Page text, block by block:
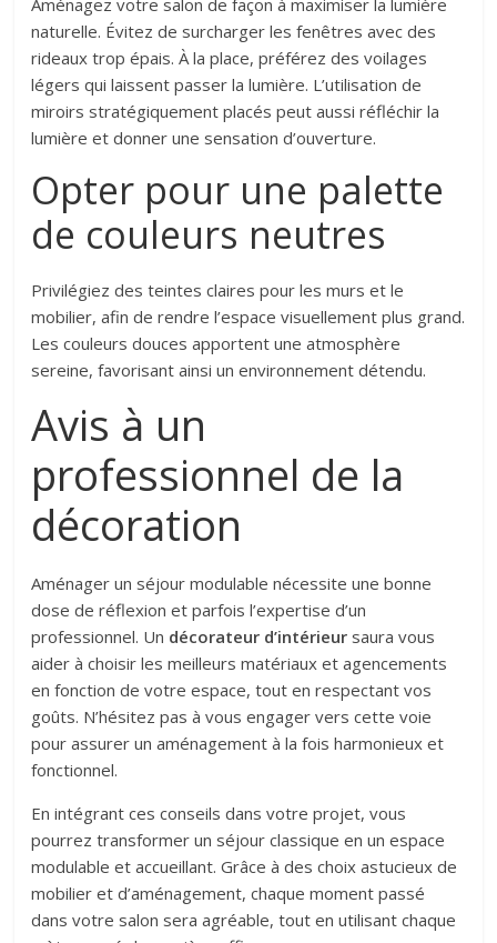
Aménagez votre salon de façon à maximiser la lumière
naturelle. Évitez de surcharger les fenêtres avec des
rideaux trop épais. À la place, préférez des voilages
légers qui laissent passer la lumière. L’utilisation de
miroirs stratégiquement placés peut aussi réfléchir la
lumière et donner une sensation d’ouverture.
Opter pour une palette
de couleurs neutres
Privilégiez des teintes claires pour les murs et le
mobilier, afin de rendre l’espace visuellement plus grand.
Les couleurs douces apportent une atmosphère
sereine, favorisant ainsi un environnement détendu.
Avis à un
professionnel de la
décoration
Aménager un séjour modulable nécessite une bonne
dose de réflexion et parfois l’expertise d’un
professionnel. Un décorateur d’intérieur saura vous
aider à choisir les meilleurs matériaux et agencements
en fonction de votre espace, tout en respectant vos
goûts. N’hésitez pas à vous engager vers cette voie
pour assurer un aménagement à la fois harmonieux et
fonctionnel.
En intégrant ces conseils dans votre projet, vous
pourrez transformer un séjour classique en un espace
modulable et accueillant. Grâce à des choix astucieux de
mobilier et d’aménagement, chaque moment passé
dans votre salon sera agréable, tout en utilisant chaque